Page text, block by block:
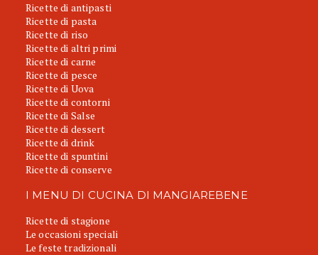
Ricette di antipasti
Ricette di pasta
Ricette di riso
Ricette di altri primi
Ricette di carne
Ricette di pesce
Ricette di Uova
Ricette di contorni
Ricette di Salse
Ricette di dessert
Ricette di drink
Ricette di spuntini
Ricette di conserve
I MENU DI CUCINA DI MANGIAREBENE
Ricette di stagione
Le occasioni speciali
Le feste tradizionali